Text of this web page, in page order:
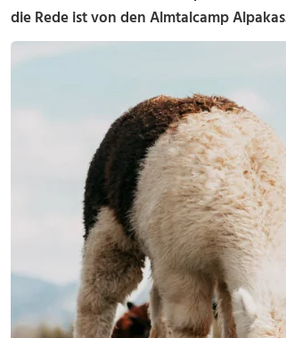
die Rede ist von den Almtalcamp